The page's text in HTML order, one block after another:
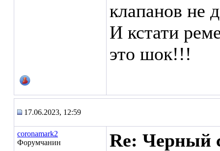
клапанов не
И кстати
это шок!!!
17.06.2023, 12:59
coronamark2
Форумчанин
Re: Черный